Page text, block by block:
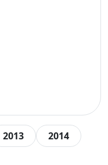
2013
2014